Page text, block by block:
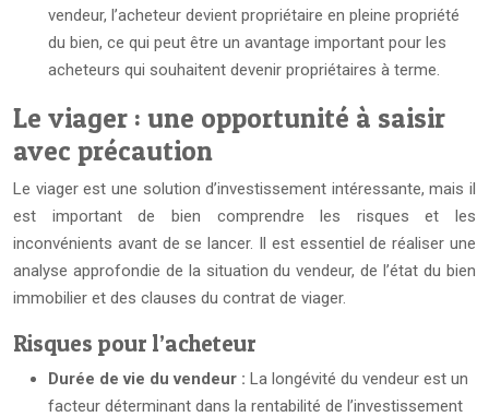
vendeur, l’acheteur devient propriétaire en pleine propriété
du bien, ce qui peut être un avantage important pour les
acheteurs qui souhaitent devenir propriétaires à terme.
Le viager : une opportunité à saisir
avec précaution
Le viager est une solution d’investissement intéressante, mais il
est important de bien comprendre les risques et les
inconvénients avant de se lancer. Il est essentiel de réaliser une
analyse approfondie de la situation du vendeur, de l’état du bien
immobilier et des clauses du contrat de viager.
Risques pour l’acheteur
Durée de vie du vendeur : La longévité du vendeur est un
facteur déterminant dans la rentabilité de l’investissement